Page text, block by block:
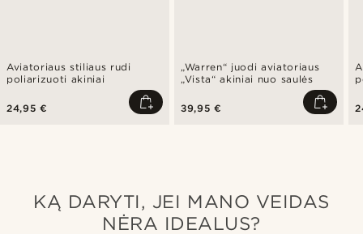
Aviatoriaus stiliaus rudi
poliarizuoti akiniai
24,95 €
„Warren“ juodi aviatoriaus
„Vista“ akiniai nuo saulės
39,95 €
KĄ DARYTI, JEI MANO VEIDAS
NĖRA IDEALUS?